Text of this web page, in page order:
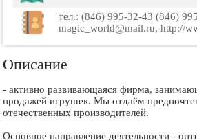
тел.: (846) 995-32-43 (846)
magic_world@mail.ru, http://
Описание
- активно развивающаяся фирма,
продажей игрушек. Мы отдаём
отечественных производителей.
Основное направление деятельности -